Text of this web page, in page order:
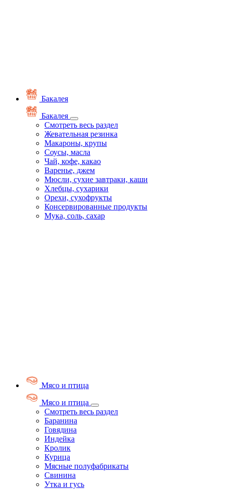
Бакалея
Бакалея
Смотреть весь раздел
Жевательная резинка
Макароны, крупы
Соусы, масла
Чай, кофе, какао
Варенье, джем
Мюсли, сухие завтраки, каши
Хлебцы, сухарики
Орехи, сухофрукты
Консервированные продукты
Мука, соль, сахар
Мясо и птица
Мясо и птица
Смотреть весь раздел
Баранина
Говядина
Индейка
Кролик
Курица
Мясные полуфабрикаты
Свинина
Утка и гусь